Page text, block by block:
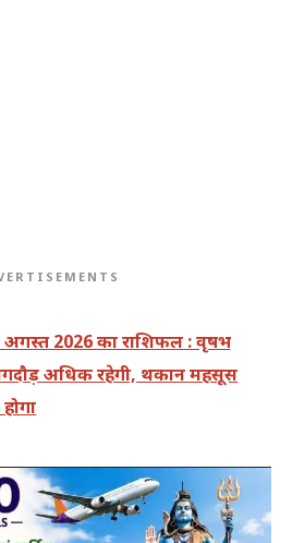
2026 का राशिफल : वृषभ
अधिक रहेगी, थकान महसूस